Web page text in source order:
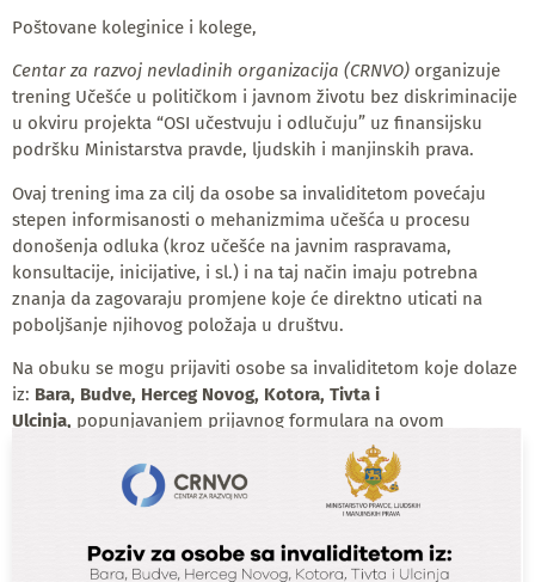
Poštovane koleginice i kolege,
Centar za razvoj nevladinih organizacija (CRNVO) organizuje
trening Učešće u političkom i javnom životu bez diskriminacije
u okviru projekta “OSI učestvuju i odlučuju” uz finansijsku
podršku Ministarstva pravde, ljudskih i manjinskih prava.
Ovaj trening ima za cilj da osobe sa invaliditetom povećaju
stepen informisanosti o mehanizmima učešća u procesu
donošenja odluka (kroz učešće na javnim raspravama,
konsultacije, inicijative, i sl.) i na taj način imaju potrebna
znanja da zagovaraju promjene koje će direktno uticati na
poboljšanje njihovog položaja u društvu.
Na obuku se mogu prijaviti osobe sa invaliditetom koje dolaze
iz: Bara, Budve, Herceg Novog, Kotora, Tivta i
Ulcinja, popunjavanjem prijavnog formulara na ovom
https://forms.gle/mptXf9JcdPv6Pdrx8
Trening će trajati dva dana, 27. i 28. aprila, a o mjestu
održavanja obuke odabrani učesnici će biti naknadno
obaviješteni. Po završetku prijava, biće odabrano ukupno 10
učesnika/ca.